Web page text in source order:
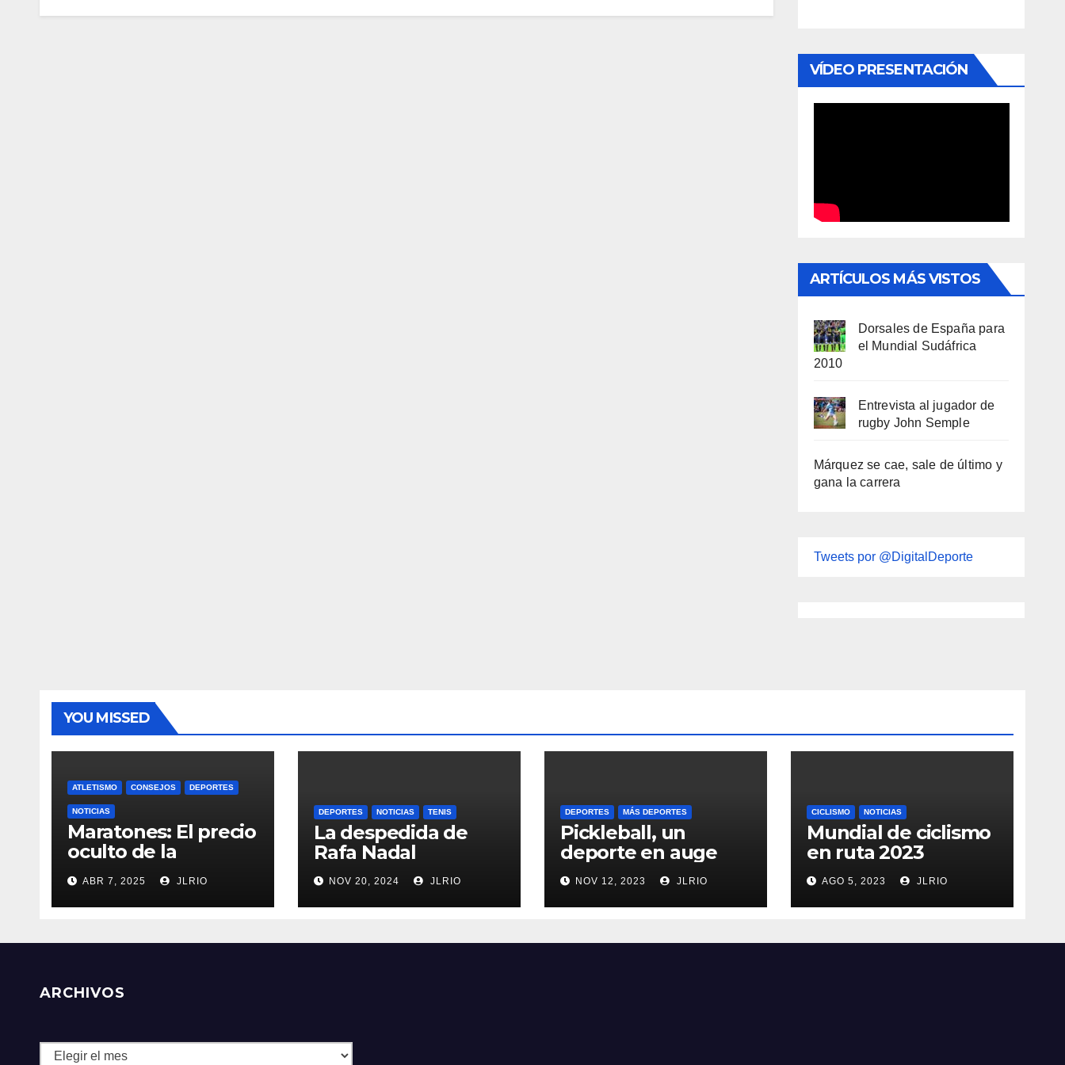
VÍDEO PRESENTACIÓN
ARTÍCULOS MÁS VISTOS
Dorsales de España para
el Mundial Sudáfrica
2010
Entrevista al jugador de
rugby John Semple
Márquez se cae, sale de último y
gana la carrera
Tweets por @DigitalDeporte
YOU MISSED
ATLETISMO CONSEJOS DEPORTES
NOTICIAS
Maratones: El precio
oculto de la
resistencia
ABR 7, 2025 JLRIO
DEPORTES NOTICIAS TENIS
La despedida de
Rafa Nadal
NOV 20, 2024 JLRIO
DEPORTES MÁS DEPORTES
Pickleball, un
deporte en auge
NOV 12, 2023 JLRIO
CICLISMO NOTICIAS
Mundial de ciclismo
en ruta 2023
AGO 5, 2023 JLRIO
ARCHIVOS
Archivos